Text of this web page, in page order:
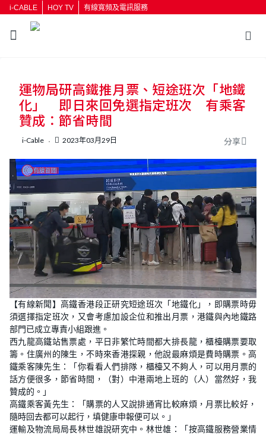
i-CABLE HOY TV 有線寬頻及電訊服務
按輸入鍵開始搜尋
運物局研高鐵推月票、短途班次「地鐵
化」 即日來回免選指定班次 有乘客
贊成：節省時間
i-Cable 2023年03月29日 分享
n
m
u
t
e
L
o
a
d
e
d
:
1
6
.
3
6
%
【有線新聞】高鐵香港段正研究短途班次「地鐵化」，即購票時毋
須選擇指定班次，又會考慮加設企位和推出月票，港鐵與內地鐵路
部門已成立專責小組跟進。
西九龍高鐵站售票處，平日非繁忙時間都大排長龍，櫃檯購票要取
籌。住廣州的陳生，不時來香港探親，他說最麻煩是費時購票。高
鐵乘客陳先生：「你看看人們排隊，櫃檯又不夠人，可以用月票的
話方便很多，節省時間，（對）中港兩地上班的（人）當然好，我
贊成的。」
高鐵乘客黃先生：「購票的人又說排通宵比較麻煩，月票比較好，
隨時回去都可以起行，填健康申報便可以。」
運輸及物流局局長林世雄說研究中。林世雄：「按高鐵服務營業情